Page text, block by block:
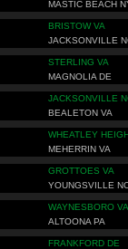
MASTIC BEACH
BRISTOW VA
JACKSONVILLE
STERLING VA
MAGNOLIA DE
JACKSONVILLE
BEALETON VA
WHEATLEY
MEHERRIN VA
GROTTOES VA
YOUNGSVILLE
WAYNESBORO VA
ALTOONA PA
FRANKFORD DE